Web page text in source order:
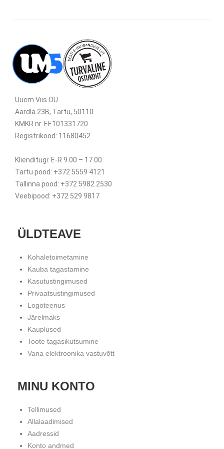
Uuem Viis OÜ
Aardla 23B, Tartu, 50110
KMKR nr. EE101331720
Registrikood: 11680452
Klienditugi: E-R 9.00 – 17.00
Tartu pood: +372 5559 4121
Tallinna pood: +372 5982 2530
Veebipood: +372 529 9817
ÜLDTEAVE
Kohaletoimetamine
Kauba tagastamine
Kasutustingimused
Privaatsustingimused
Logoteenus
Järelmaks
Kauplused
Toote tagasikutsumine
Vana elektroonika vastuvõtt
MINU KONTO
Tellimused
Allalaadimised
Aadressid
Konto andmed